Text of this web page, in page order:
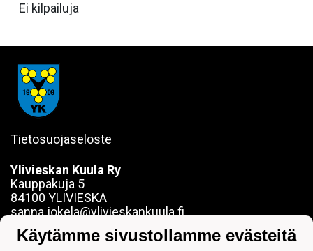
Ei kilpailuja
Tietosuojaseloste
Ylivieskan Kuula Ry
Kauppakuja 5
84100 YLIVIESKA
sanna.jokela@ylivieskankuula.fi
Y-tunnus: 0190563-7
Käytämme sivustollamme evästeitä